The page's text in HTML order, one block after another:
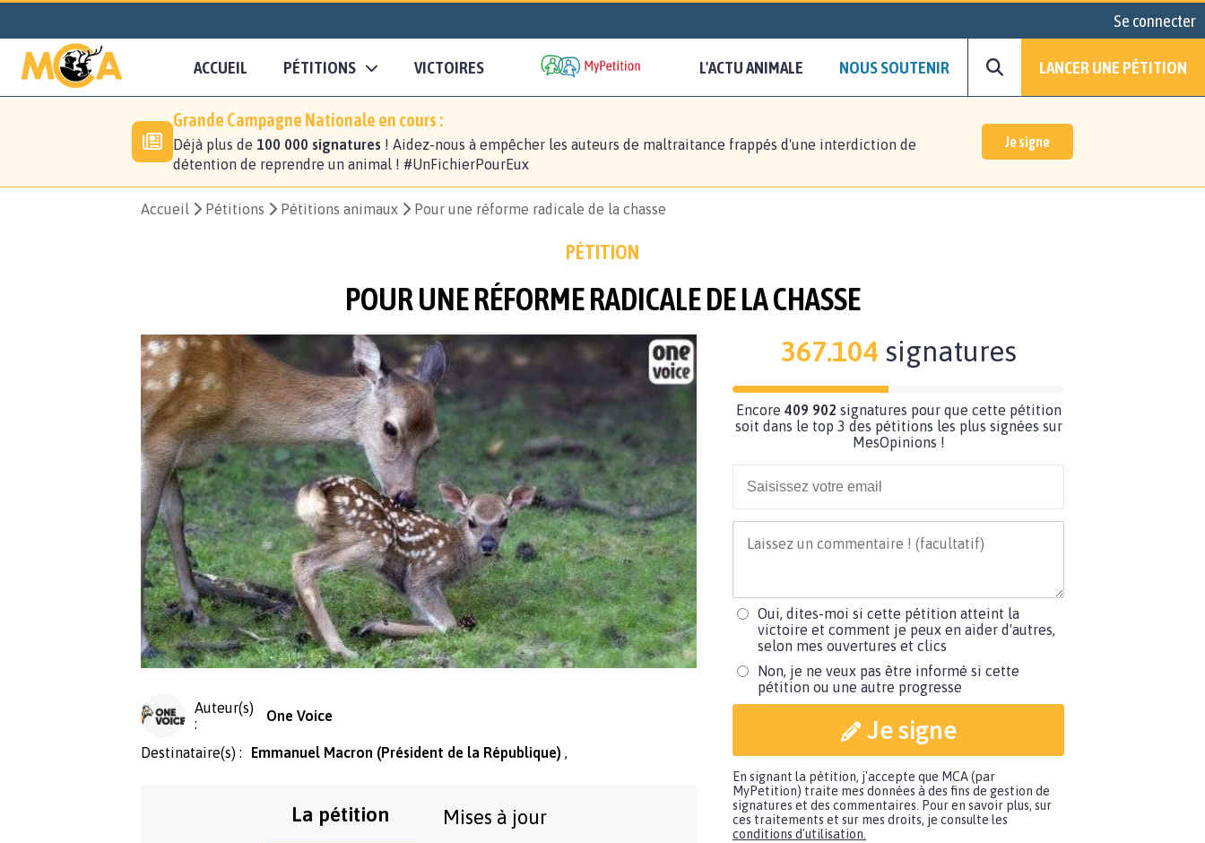
Se connecter
ACCUEIL PÉTITIONS VICTOIRES L'ACTU ANIMALE NOUS SOUTENIR LANCER UNE PÉTITION
Grande Campagne Nationale en cours :
Déjà plus de 100 000 signatures ! Aidez-nous à empêcher les auteurs de maltraitance frappés d'une interdiction de
détention de reprendre un animal ! #UnFichierPourEux
Je signe
Accueil Pétitions Pétitions animaux Pour une réforme radicale de la chasse
PÉTITION
POUR UNE RÉFORME RADICALE DE LA CHASSE
Auteur(s)
:
One Voice
Destinataire(s) : Emmanuel Macron (Président de la République)
La pétition Mises à jour
367.104signatures
Encore 409 902 signatures pour que cette pétition
soit dans le top 3 des pétitions les plus signées sur
MesOpinions !
Oui, dites-moi si cette pétition atteint la
victoire et comment je peux en aider d'autres,
selon mes ouvertures et clics
Non, je ne veux pas être informé si cette
pétition ou une autre progresse
Je signe
En signant la pétition, j'accepte que MCA (par
MyPetition) traite mes données à des fins de gestion de
signatures et des commentaires. Pour en savoir plus, sur
ces traitements et sur mes droits, je consulte les
conditions d'utilisation.